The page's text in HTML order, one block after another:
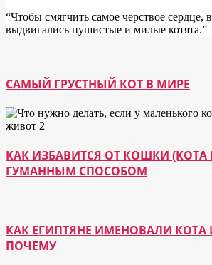
“Чтобы смягчить самое черствое сердце,
выдвигались пушистые и милые котята.”
САМЫЙ ГРУСТНЫЙ КОТ В МИРЕ
КАК ИЗБАВИТСЯ ОТ КОШКИ (КОТА
ГУМАННЫМ СПОСОБОМ
КАК ЕГИПТЯНЕ ИМЕНОВАЛИ КОТА
ПОЧЕМУ